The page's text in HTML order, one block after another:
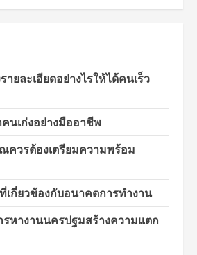
ายละเอียดอย่างไรให้ได้คนเร็ว
นเก่งอย่างมืออาชีพ
วรต้องเตรียมความพร้อม
เกี่ยวข้องกับอนาคตการทำงาน
หางานนครปฐมสร้างความแตก